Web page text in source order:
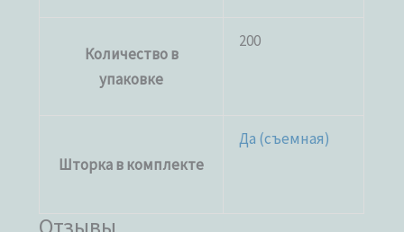
Количество в
упаковке
200
Шторка в комплекте
Да (съемная)